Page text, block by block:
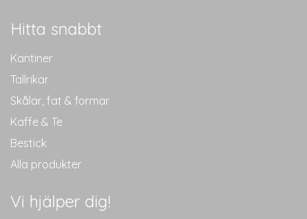
Hitta snabbt
Kantiner
Tallrikar
Skålar, fat & formar
Kaffe & Te
Bestick
Alla produkter
Vi hjälper dig!